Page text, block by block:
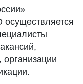
осуществляется